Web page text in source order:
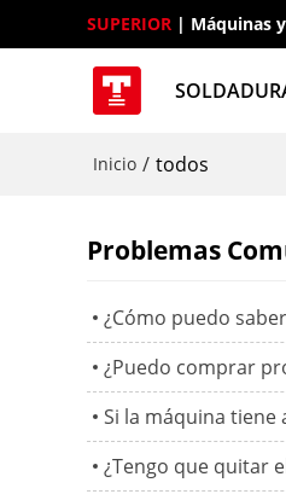
SUPERIOR | Máquinas
Inicio / todos
Problemas
¿Cómo puedo
¿Puedo comprar
Si la máquina
¿Tengo que quitar